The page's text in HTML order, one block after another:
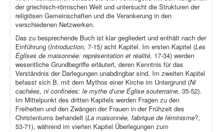
der griechisch-römischen Welt und untersucht die Strukturen der
religiösen Gemeinschaften und die Verankerung in den
verschiedenen Netzwerken.
Das zu besprechende Buch ist klar gegliedert und enthält nach der
Einführung (Introduction, 7-15) acht Kapitel. Im ersten Kapitel (Les
Églises de maisonnée: représentation et réalité, 17-34) werden
wesentliche Grundbegriffe erläutert, deren Kenntnis für das
Verständnis der Darlegungen unabdingbar sind. Im zweiten Kapitel
befasst sich B. mit dem Mythos einer Kirche im Untergrund (Ni
cachées, ni confinées: le mythe d’une Église souterraine, 35-52).
Im Mittelpunkt des dritten Kapitels werden Fragen zu den
Freiheiten und den Zwängen der Frauen in der Frühzeit des
Christentums behandelt (La maisonnée, fabrique de féminisme?,
53-71), während im vierten Kapitel Überlegungen zum